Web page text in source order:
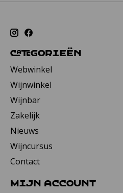
Categorieën
Webwinkel
Wijnwinkel
Wijnbar
Zakelijk
Nieuws
Wijncursus
Contact
Mijn account